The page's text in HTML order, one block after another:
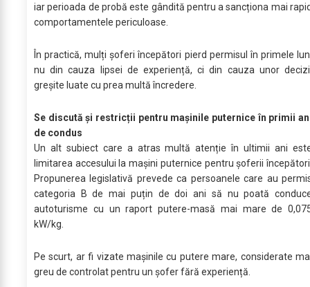
iar perioada de probă este gândită pentru a sancționa mai
comportamentele periculoase.
În practică, mulți șoferi începători pierd permisul în primele
nu din cauza lipsei de experiență, ci din cauza unor
greșite luate cu prea multă încredere.
Se discută și restricții pentru mașinile puternice în primii
de condus
Un alt subiect care a atras multă atenție în ultimii ani
limitarea accesului la mașini puternice pentru șoferii
Propunerea legislativă prevede ca persoanele care au
categoria B de mai puțin de doi ani să nu poată
autoturisme cu un raport putere-masă mai mare de
kW/kg.
Pe scurt, ar fi vizate mașinile cu putere mare, considerate
greu de controlat pentru un șofer fără experiență.